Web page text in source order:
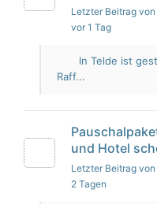
Letzter Beitrag
vor 1 Tag
In Telde ist
Raff...
und Hotel
Letzter Beitrag
2 Tagen